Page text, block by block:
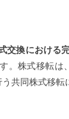
交換における
。株式移転は
共同株式移転